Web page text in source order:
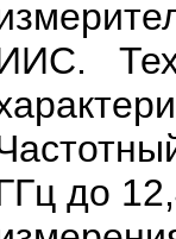
до